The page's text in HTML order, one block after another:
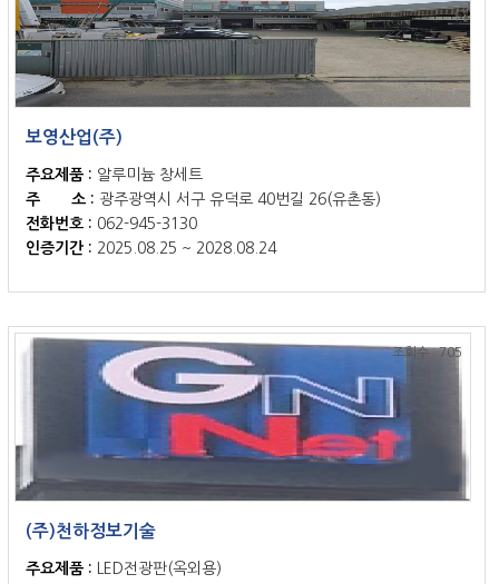
보영산업(주)
주요제품 : 알루미늄 창세트
주 소 : 광주광역시 서구 유덕로 40번길 26(유촌동)
전화번호 : 062-945-3130
인증기간 : 2025.08.25 ~ 2028.08.24
조회수 : 705
(주)천하정보기술
주요제품 :
LED전광판(옥외용)